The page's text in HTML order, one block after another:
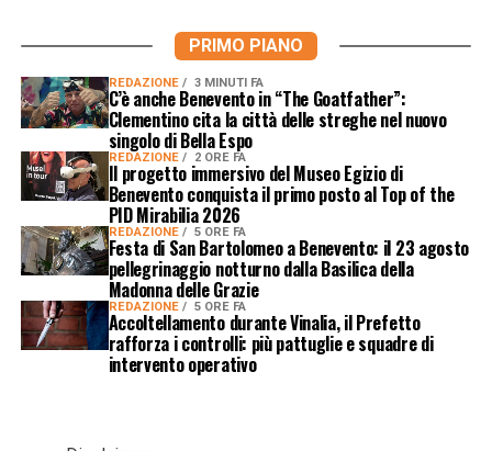
PRIMO PIANO
REDAZIONE 3 MINUTI FA
C’è anche Benevento in “The Goatfather”:
Clementino cita la città delle streghe nel nuovo
singolo di Bella Espo
REDAZIONE 2 ORE FA
Il progetto immersivo del Museo Egizio di
Benevento conquista il primo posto al Top of the
PID Mirabilia 2026
REDAZIONE 5 ORE FA
Festa di San Bartolomeo a Benevento: il 23 agosto
pellegrinaggio notturno dalla Basilica della
Madonna delle Grazie
REDAZIONE 5 ORE FA
Accoltellamento durante Vinalia, il Prefetto
rafforza i controlli: più pattuglie e squadre di
intervento operativo